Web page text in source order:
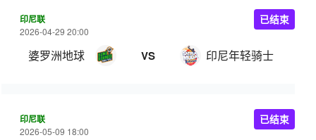
印尼联
2026-04-29 20:00
婆罗洲地球 VS 印尼年轻骑士
已结束
印尼联
2026-05-09 18:00
已结束